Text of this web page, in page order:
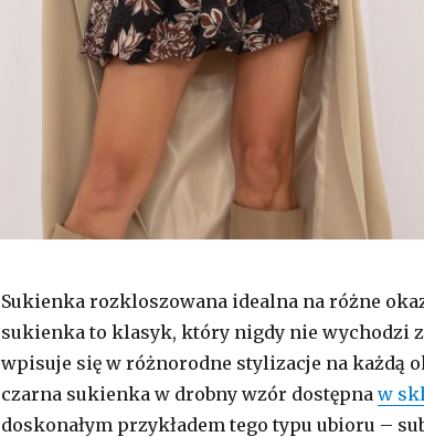
Sukienka rozkloszowana idealna na różne
sukienka to klasyk, który nigdy nie wychodzi
wpisuje się w różnorodne stylizacje na każdą
czarna sukienka w drobny wzór dostępna w
doskonałym przykładem tego typu ubioru –